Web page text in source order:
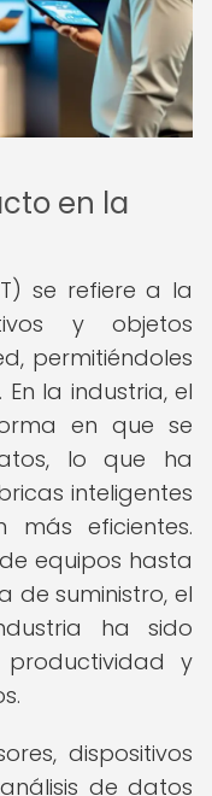
en la
se refiere a la
y objetos
permitiéndoles
la industria, el
en que se
lo que ha
inteligentes
eficientes.
equipos hasta
de suministro, el
ha sido
productividad y
dispositivos
de datos